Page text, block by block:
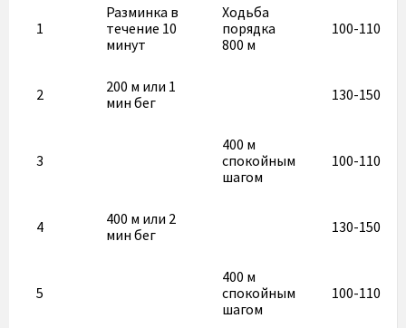
1
Разминка в
течение 10
минут
Ходьба
порядка
800 м
100-110
2
200 м или 1
мин бег
130-150
3
400 м
спокойным
шагом
100-110
4
400 м или 2
мин бег
130-150
5
400 м
спокойным
шагом
100-110